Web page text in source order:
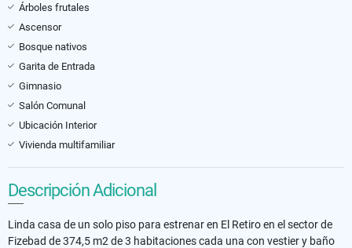
Árboles frutales
Ascensor
Bosque nativos
Garita de Entrada
Gimnasio
Salón Comunal
Ubicación Interior
Vivienda multifamiliar
Descripción Adicional
Linda casa de un solo piso para estrenar en El Retiro en el sector de
Fizebad de 374,5 m2 de 3 habitaciones cada una con vestier y baño